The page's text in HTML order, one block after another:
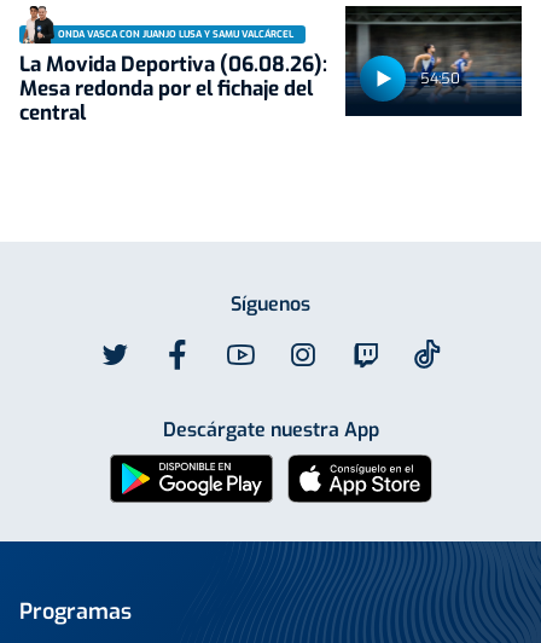
54:50
ONDA VASCA CON JUANJO LUSA Y SAMU VALCÁRCEL
La Movida Deportiva (06.08.26):
Mesa redonda por el fichaje del
central
Síguenos
Descárgate nuestra App
Programas